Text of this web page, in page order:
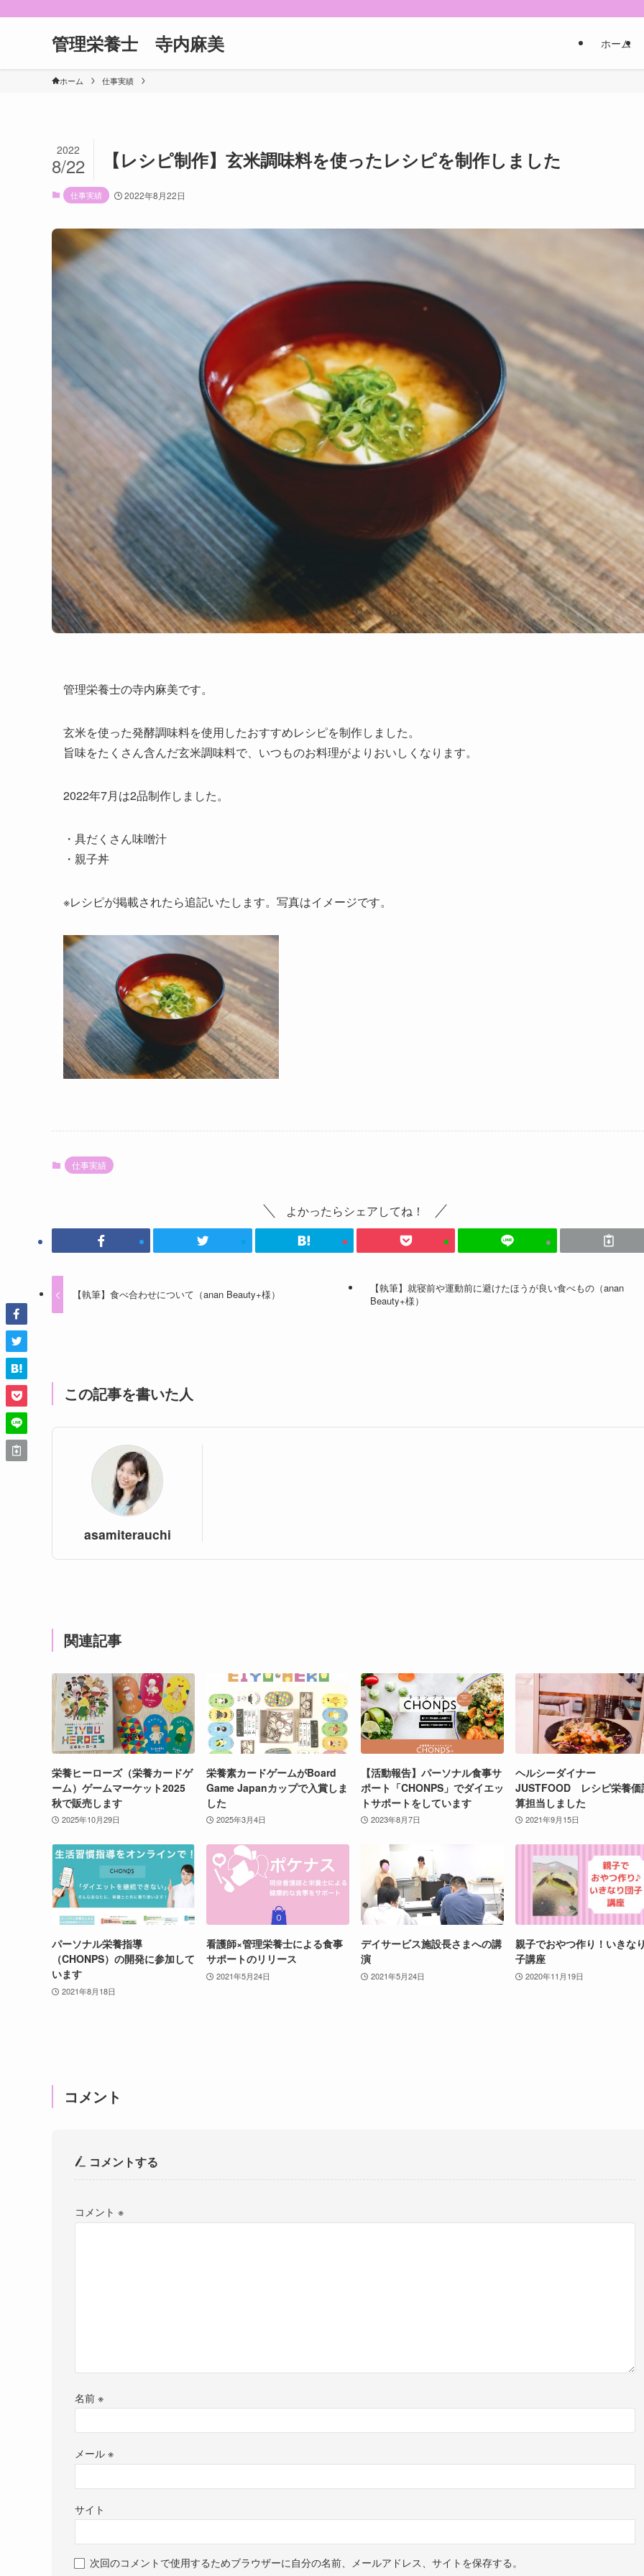
管理栄養士 寺内麻美 ホーム
ホーム 仕事実績
【レシピ制作】玄米調味料を使ったレシピを制作しました
2022
8/22
仕事実績 2022年8月22日
管理栄養士の寺内麻美です。
玄米を使った発酵調味料を使用したおすすめレシピを制作しました。
旨味をたくさん含んだ玄米調味料で、いつものお料理がよりおいしくなります。
2022年7月は2品制作しました。
・具だくさん味噌汁
・親子丼
※レシピが掲載されたら追記いたします。写真はイメージです。
仕事実績
よかったらシェアしてね！
【執筆】食べ合わせについて（anan Beauty+様）
【執筆】就寝前や運動前に避けたほうが良い食べもの（anan
Beauty+様）
この記事を書いた人
asamiterauchi
関連記事
栄養ヒーローズ（栄養カードゲ
ーム）ゲームマーケット2025
秋で販売します
2025年10月29日
栄養素カードゲームがBoard
Game Japanカップで入賞しま
した
2025年3月4日
【活動報告】パーソナル食事サ
ポート「CHONPS」でダイエッ
トサポートをしています
2023年8月7日
ヘルシーダイナー
JUSTFOOD レシピ栄養価
算担当しました
2021年9月15日
パーソナル栄養指導
（CHONPS）の開発に参加して
います
2021年8月18日
看護師×管理栄養士による食事
サポートのリリース
2021年5月24日
デイサービス施設長さまへの講
演
2021年5月24日
親子でおやつ作り！いきな
子講座
2020年11月19日
コメント
コメントする
コメント ※
名前※
メール※
サイト
次回のコメントで使用するためブラウザーに自分の名前、メールアドレス、サイトを保存する。